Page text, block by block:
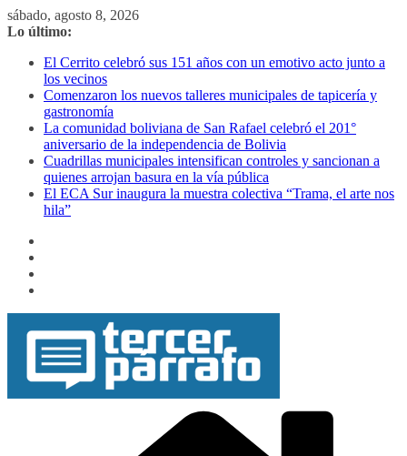
Saltar
al
sábado, agosto 8, 2026
Lo último:
El Cerrito celebró sus 151 años con un emotivo acto junto a
los vecinos
Comenzaron los nuevos talleres municipales de tapicería y
gastronomía
La comunidad boliviana de San Rafael celebró el 201°
aniversario de la independencia de Bolivia
Cuadrillas municipales intensifican controles y sancionan a
quienes arrojan basura en la vía pública
El ECA Sur inaugura la muestra colectiva “Trama, el arte nos
hila”